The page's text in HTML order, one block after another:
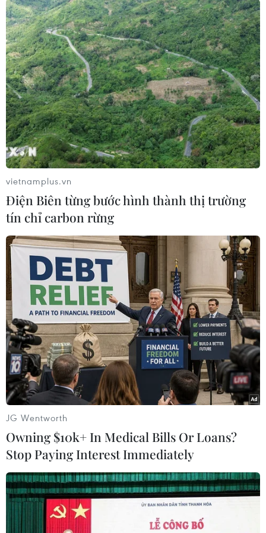
#Tổng thống Mỹ Joe Biden
#Bệnh đậu mùa khỉ
Theo dõi VietnamPlus
TIN LIÊN QUAN
vietnamplus.vn
Điện Biên từng bước hình thành thị trường
tín chỉ carbon rừng
JG Wentworth
Owning $10k+ In Medical Bills Or Loans?
Stop Paying Interest Immediately